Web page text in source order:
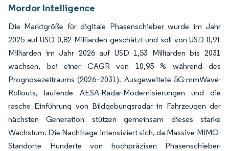
Mordor Intelligence
Die Marktgröße für digitale Phasenschieber wurde im Jahr
2025 auf USD 0,82 Milliarden geschätzt und soll von USD 0,91
Milliarden im Jahr 2026 auf USD 1,53 Milliarden bis 2031
wachsen, bei einer CAGR von 10,95 % während des
Prognosezeitraums (2026–2031). Ausgeweitete 5G-mmWave-
Rollouts, laufende AESA-Radar-Modernisierungen und die
rasche Einführung von Bildgebungsradar in Fahrzeugen der
nächsten Generation stützen gemeinsam dieses starke
Wachstum. Die Nachfrage intensiviert sich, da Massive-MIMO-
Standorte Hunderte von hochpräzisen Phasenschieber-